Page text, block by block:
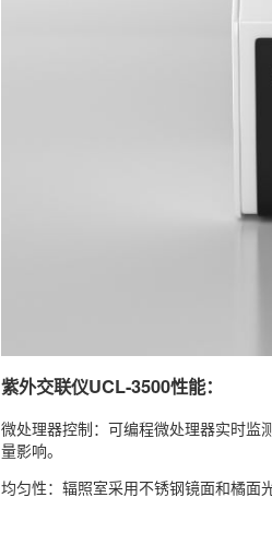
紫外交联仪UCL-3500性能：
微处理器控制：可编程微处理器实时监
量影响。
均匀性：辐照室采用不锈钢镜面和橘面